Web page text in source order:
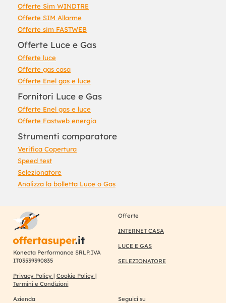
Offerte Sim WINDTRE
Offerte SIM Allarme
Offerte sim FASTWEB
Offerte Luce e Gas
Offerte luce
Offerte gas casa
Offerte Enel gas e luce
Fornitori Luce e Gas
Offerte Enel gas e luce
Offerte Fastweb energia
Strumenti comparatore
Verifica Copertura
Speed test
Selezionatore
Analizza la bolletta Luce o Gas
Konecta Performance SRLP.IVA
IT03539390835
Privacy Policy | Cookie Policy |
Termini e Condizioni
Offerte
INTERNET CASA
LUCE E GAS
SELEZIONATORE
Azienda Seguici su